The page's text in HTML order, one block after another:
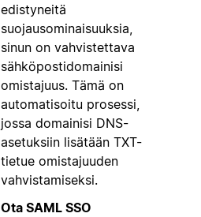
edistyneitä
suojausominaisuuksia,
sinun on vahvistettava
sähköpostidomainisi
omistajuus. Tämä on
automatisoitu prosessi,
jossa domainisi DNS-
asetuksiin lisätään TXT-
tietue omistajuuden
vahvistamiseksi.
Ota SAML SSO